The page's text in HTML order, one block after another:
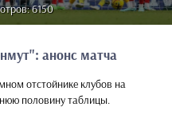
6150
анонс матча
отстойнике клубов на
половину таблицы.